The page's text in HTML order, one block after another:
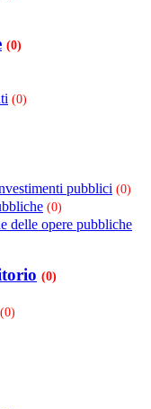
(0)
(0)
pubblici (0)
(0)
delle opere pubbliche
(0)
(0)